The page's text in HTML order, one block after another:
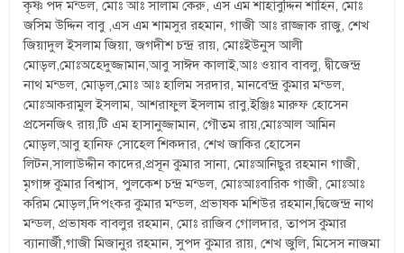
কৃষ্ণ পদ মন্ডল, মোঃ আঃ সালাম কেরু, এস এম শাহাবুদ্দিন শাহিন, মোঃ
জসিম উদ্দিন বাবু ,এস এম শামসুর রহমান, গাজী আঃ রাজ্জাক রাজু, শেখ
জিয়াদুল ইসলাম জিয়া, জগদীশ চন্দ্র রায়, মোঃইউনুস আলী
মোড়ল,মোঃঅহেদুজ্জামান,আবু সাঈদ কালাই,আঃ ওয়াব বাবলু, দ্বীজেন্দ্র
নাথ মন্ডল, মোড়ল,মোঃ আঃ হালিম সরদার, মানবেন্দ্র কুমার মন্ডল,
মোঃআকরামুল ইসলাম, আশরাফুল ইসলাম রাবু,ইঞ্জিঃ মারুফ হোসেন
প্রসেনজিৎ রায়,টি এম হাসানুজ্জামান, গৌতম রায়,মোঃআল আমিন
মোড়ল,আবু হানিফ সোহেল শিকদার, শেখ জাকির হোসেন
লিটন,সালাউদ্দীন কাদের,প্রসূন কুমার সানা, মোঃআনিছুর রহমান গাজী,
মৃগাঙ্গ কুমার বিশ্বাস, পুলকেশ চন্দ্র মন্ডল, মোঃআঃবারিক গাজী, মোঃআঃ
করিম মোড়ল,দিপংকর কুমার মন্ডল, প্রভাষক মশিউর রহমান,দ্বিজেন্দ্র নাথ
মন্ডল, প্রভাষক বাবলুর রহমান, মোঃ রাজিব গোলদার, তাপস কুমার
ব্যানার্জী,গাজী মিজানুর রহমান, সুপদ কুমার রায়, শেখ জুলি, মিসেস নাজমা